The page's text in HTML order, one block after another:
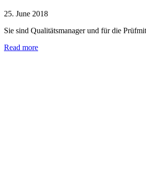
25. June 2018
Sie sind Qualitätsmanager und für die
Read more